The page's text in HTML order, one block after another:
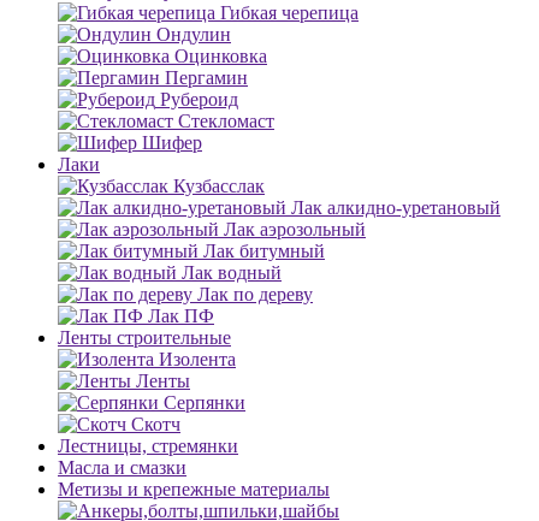
Гибкая черепица
Ондулин
Оцинковка
Пергамин
Рубероид
Стекломаст
Шифер
Лаки
Кузбасслак
Лак алкидно-уретановый
Лак аэрозольный
Лак битумный
Лак водный
Лак по дереву
Лак ПФ
Ленты строительные
Изолента
Ленты
Серпянки
Скотч
Лестницы, стремянки
Масла и смазки
Метизы и крепежные материалы